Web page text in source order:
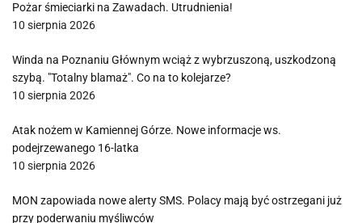
Pożar śmieciarki na Zawadach. Utrudnienia!
10 sierpnia 2026
Winda na Poznaniu Głównym wciąż z wybrzuszoną, uszkodzoną
szybą. "Totalny blamaż". Co na to kolejarze?
10 sierpnia 2026
Atak nożem w Kamiennej Górze. Nowe informacje ws.
podejrzewanego 16-latka
10 sierpnia 2026
MON zapowiada nowe alerty SMS. Polacy mają być ostrzegani już
przy poderwaniu myśliwców